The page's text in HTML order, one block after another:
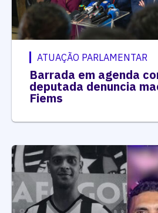
ATUAÇÃO PARLAMENTAR
Barrada em agenda
deputada denuncia
Fiems